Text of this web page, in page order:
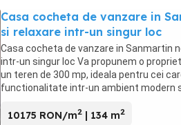
Casa cocheta de vanzare in
si relaxare intr-un singur loc
Casa cocheta de vanzare in Sanmartin
intr-un singur loc Va propunem o
un teren de 300 mp, ideala pentru cei
functionalitate intr-un ambient modern
10175 RON/m2 | 134 m2